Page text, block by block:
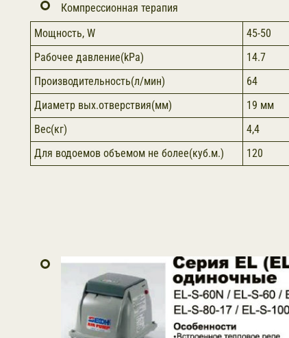
Компрессионная терапия
Мощность, W
45-50
Рабочее давление(kPa)
14.7
Производительность(л/мин)
64
Диаметр вых.отверствия(мм)
19 мм
Вес(кг)
4,4
Для водоемов объемом не более(куб.м.)
120